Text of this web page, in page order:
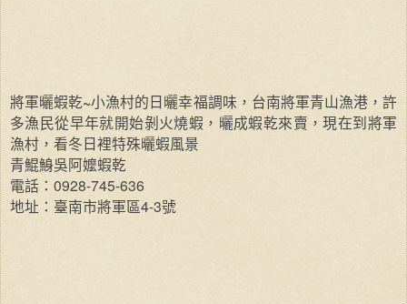
將軍曬蝦乾~小漁村的日曬幸福調味，台南將軍青山漁港，許
多漁民從早年就開始剝火燒蝦，曬成蝦乾來賣，現在到將軍
漁村，看冬日裡特殊曬蝦風景
青鯤鯓吳阿嬤蝦乾
電話： 0928-745-636
地址：臺南市將軍區4-3號